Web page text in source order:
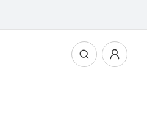
사용자메뉴